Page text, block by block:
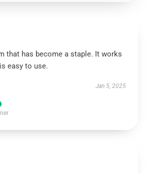
that has become a staple. It works
easy to use.
Jan 5, 2025